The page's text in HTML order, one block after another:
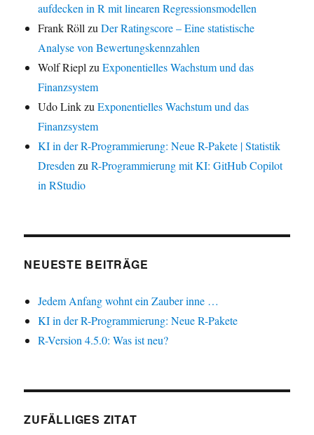
aufdecken in R mit linearen Regressionsmodellen
Frank RöllzuDer Ratingscore – Eine statistische
Analyse von Bewertungskennzahlen
Wolf RieplzuExponentielles Wachstum und das
Finanzsystem
Udo LinkzuExponentielles Wachstum und das
Finanzsystem
KI in der R-Programmierung: Neue R-Pakete | Statistik
DresdenzuR-Programmierung mit KI: GitHub Copilot
in RStudio
NEUESTE BEITRÄGE
Jedem Anfang wohnt ein Zauber inne …
KI in der R-Programmierung: Neue R-Pakete
R-Version 4.5.0: Was ist neu?
ZUFÄLLIGES ZITAT